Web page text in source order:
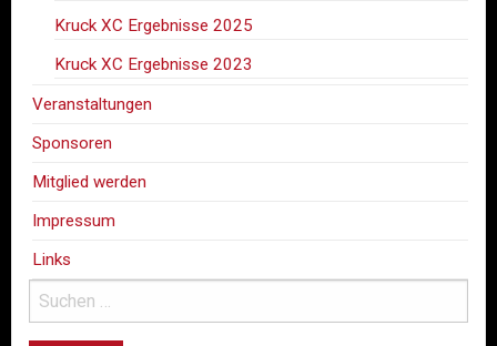
Kruck XC Ergebnisse 2025
Kruck XC Ergebnisse 2023
Veranstaltungen
Sponsoren
Mitglied werden
Impressum
Links